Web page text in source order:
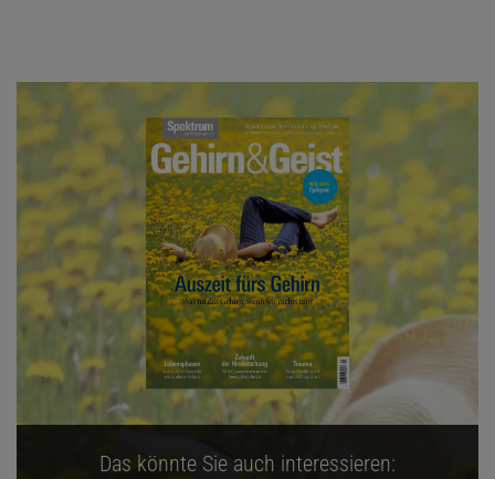
Das könnte Sie auch interessieren: